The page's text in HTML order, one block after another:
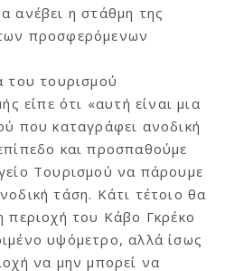
ανέβει η στάθμη της
προσφερόμενων
του τουρισμού
είπε ότι «αυτή είναι μια
που καταγράφει ανοδική
και προσπαθούμε
Τουρισμού να πάρουμε
τάση. Κάτι τέτοιο θα
περιοχή του Κάβο Γκρέκο
υψόμετρο, αλλά ίσως
να μην μπορεί να